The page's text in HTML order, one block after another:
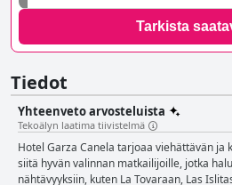
Tarkista
Tiedot
Yhteenveto arvosteluista
Tekoälyn laatima tiivistelmä
Hotel Garza Canela tarjoaa viehättävän ja
siitä hyvän valinnan matkailijoille, jotka
nähtävyyksiin, kuten La Tovaraan, Las